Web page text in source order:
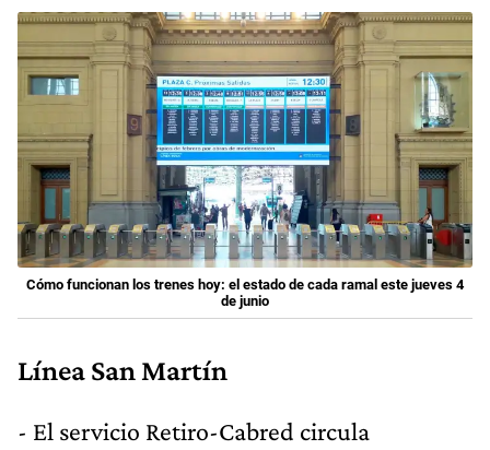
Cómo funcionan los trenes hoy: el estado de cada ramal este jueves 4
de junio
Línea San Martín
- El servicio Retiro-Cabred circula